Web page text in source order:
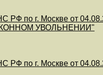
РФ по г. Москве от
УВОЛЬНЕНИИ"
РФ по г. Москве от